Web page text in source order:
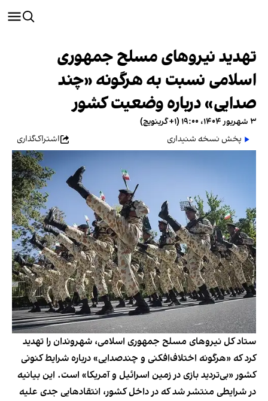
تهدید نیروهای مسلح جمهوری
اسلامی نسبت به هرگونه «چند
صدایی» درباره وضعیت کشور
۳ شهریور ۱۴۰۴، ۱۹:۰۰ (‎+۱ گرینویچ)
پخش نسخه شنیداری
اشتراک‌گذاری
ستاد کل نیروهای مسلح جمهوری اسلامی، شهروندان را تهدید
کرد که «هرگونه اختلاف‌افکنی و چندصدایی» درباره شرایط کنونی
کشور «بی‌تردید بازی در زمین اسرائیل و آمریکا» است. این بیانیه
در شرایطی منتشر شد که در داخل کشور، انتقادهایی جدی علیه